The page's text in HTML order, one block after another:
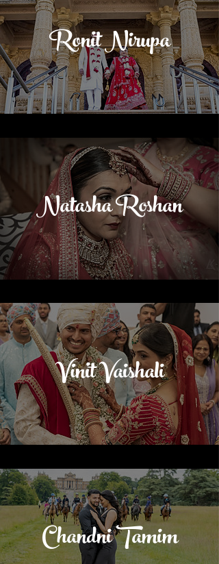
Ronit Nirupa
Natasha Roshan
Vinit Vaishali
Chandni Tamim